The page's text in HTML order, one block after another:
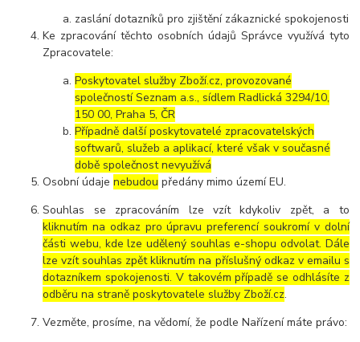
zaslání dotazníků pro zjištění zákaznické spokojenosti
Ke zpracování těchto osobních údajů Správce využívá tyto
Zpracovatele:
Poskytovatel služby Zboží.cz, provozované
společností Seznam a.s., sídlem Radlická 3294/10,
150 00, Praha 5, ČR
Případně další poskytovatelé zpracovatelských
softwarů, služeb a aplikací, které však v současné
době společnost nevyužívá
Osobní údajenebudou předány mimo území EU.
Souhlas se zpracováním lze vzít kdykoliv zpět, a to
kliknutím na odkaz pro úpravu preferencí soukromí v dolní
části webu, kde lze udělený souhlas e-shopu odvolat. Dále
lze vzít souhlas zpět kliknutím na příslušný odkaz v emailu s
dotazníkem spokojenosti. V takovém případě se odhlásíte z
odběru na straně poskytovatele služby Zboží.cz.
Vezměte, prosíme, na vědomí, že podle Nařízení máte právo: